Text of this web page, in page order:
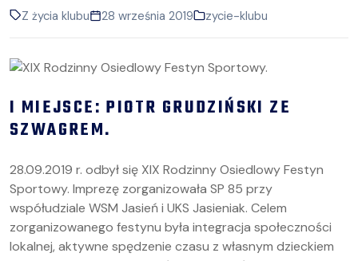
Z życia klubu 28 września 2019 zycie-klubu
I MIEJSCE: PIOTR GRUDZIŃSKI ZE
SZWAGREM.
28.09.2019 r. odbył się XIX Rodzinny Osiedlowy Festyn
Sportowy. Imprezę zorganizowała SP 85 przy
współudziale WSM Jasień i UKS Jasieniak. Celem
zorganizowanego festynu była integracja społeczności
lokalnej, aktywne spędzenie czasu z własnym dzieckiem